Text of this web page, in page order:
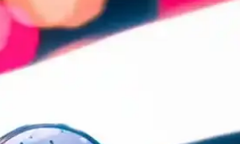
stilinizi tamamlayacak ideal
ihtiyaçlarınıza uygun olduğunu öğrenin.